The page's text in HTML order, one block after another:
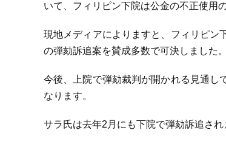
いて、フィリピン下院は公金の不正使用
現地メディアによりますと、フィリピン
の弾劾訴追案を賛成多数で可決しました。
今後、上院で弾劾裁判が開かれる見通し
なります。
サラ氏は去年2月にも下院で弾劾訴追さ